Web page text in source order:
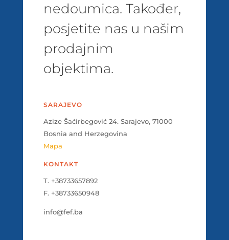
nedoumica. Također,
posjetite nas u našim
prodajnim
objektima.
SARAJEVO
Azize Šaćirbegović 24. Sarajevo, 71000
Bosnia and Herzegovina
Mapa
KONTAKT
T. +38733657892
F. +38733650948
info@fef.ba